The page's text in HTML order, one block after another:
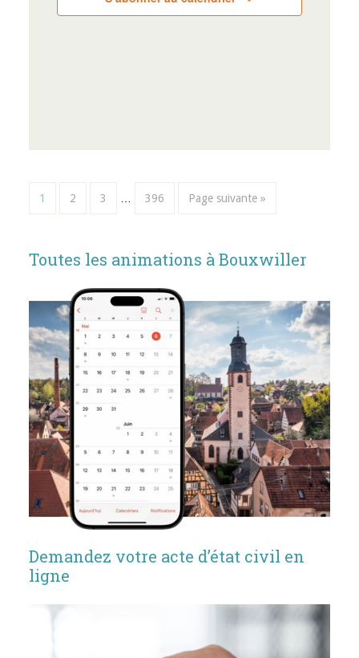
1 2 3 396 Page suivante »
Toutes les animations à Bouxwiller
Demandez votre acte d’état civil en
ligne